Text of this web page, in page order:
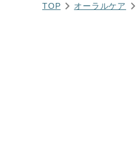
TOP オーラルケア